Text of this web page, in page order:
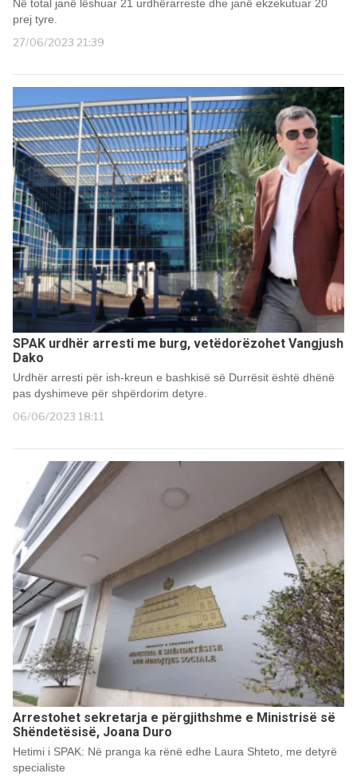
Në total janë lëshuar 21 urdhërarreste dhe janë ekzekutuar 20
prej tyre.
27/06/2023 21:39
SPAK urdhër arresti me burg, vetëdorëzohet Vangjush
Dako
Urdhër arresti për ish-kreun e bashkisë së Durrësit është dhënë
pas dyshimeve për shpërdorim detyre.
06/06/2023 18:11
Arrestohet sekretarja e përgjithshme e Ministrisë së
Shëndetësisë, Joana Duro
Hetimi i SPAK: Në pranga ka rënë edhe Laura Shteto, me detyrë
specialiste